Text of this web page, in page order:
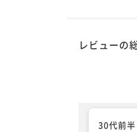
レビューの
30代前半